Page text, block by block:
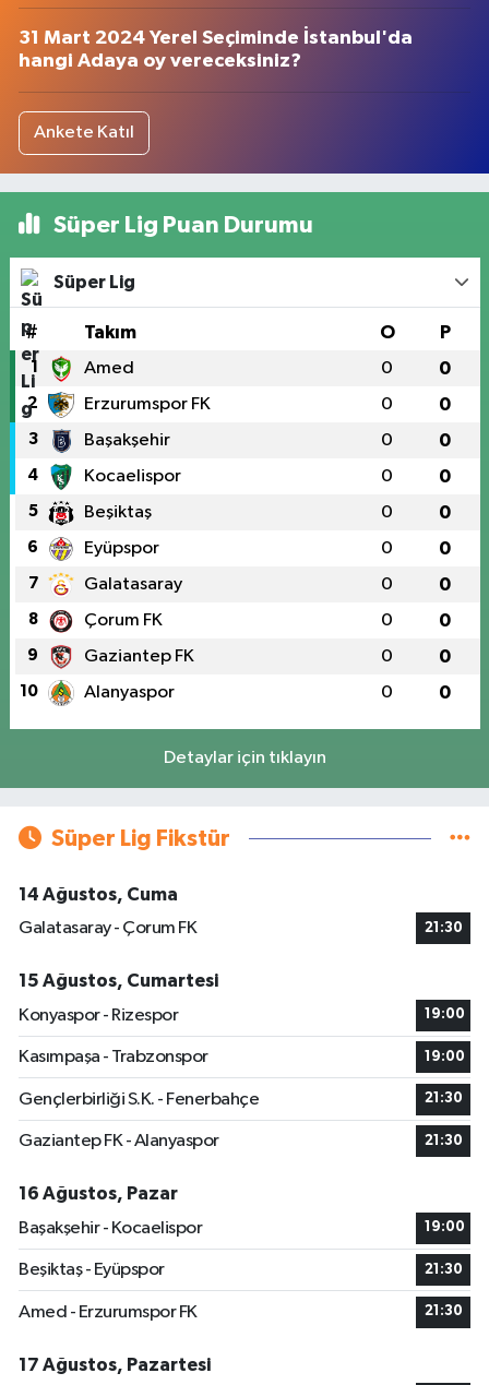
31 Mart 2024 Yerel Seçiminde İstanbul'da
hangi Adaya oy vereceksiniz?
Ankete Katıl
Süper Lig Puan Durumu
Süper Lig
# Takım O P
1 Amed 0 0
2 Erzurumspor FK 0 0
3 Başakşehir 0 0
4 Kocaelispor 0 0
5 Beşiktaş 0 0
6 Eyüpspor 0 0
7 Galatasaray 0 0
8 Çorum FK 0 0
9 Gaziantep FK 0 0
10 Alanyaspor 0 0
Detaylar için tıklayın
Süper Lig Fikstür
14 Ağustos, Cuma
Galatasaray - Çorum FK
21:30
15 Ağustos, Cumartesi
Konyaspor - Rizespor
19:00
Kasımpaşa - Trabzonspor 19:00
Gençlerbirliği S.K. - Fenerbahçe 21:30
Gaziantep FK - Alanyaspor 21:30
16 Ağustos, Pazar
Başakşehir - Kocaelispor
19:00
Beşiktaş - Eyüpspor 21:30
Amed - Erzurumspor FK 21:30
17 Ağustos, Pazartesi